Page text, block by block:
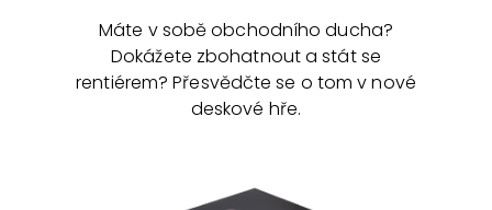
Máte v sobě obchodního ducha?
Dokážete zbohatnout a stát se
rentiérem? Přesvědčte se o tom v nové
deskové hře.